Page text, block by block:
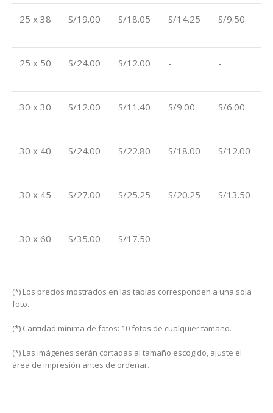
25 x 38 S/19.00 S/18.05 S/14.25 S/9.50
25 x 50 S/24.00 S/12.00 - -
30 x 30 S/12.00 S/11.40 S/9.00 S/6.00
30 x 40 S/24.00 S/22.80 S/18.00 S/12.00
30 x 45 S/27.00 S/25.25 S/20.25 S/13.50
30 x 60 S/35.00 S/17.50 - -
(*) Los precios mostrados en las tablas corresponden a una sola
foto.
(*) Cantidad mínima de fotos: 10 fotos de cualquier tamaño.
(*) Las imágenes serán cortadas al tamaño escogido, ajuste el
área de impresión antes de ordenar.